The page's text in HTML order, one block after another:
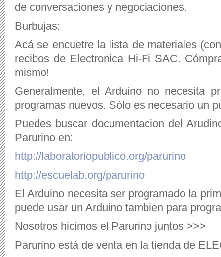
de conversaciones y negociaciones.
Burbujas:
Acá se encuetre la lista de materiales
recibos de Electronica Hi-Fi SAC.
mismo!
Generalmente, el Arduino no necesita
programas nuevos. Sólo es necesario un
Puedes buscar documentacion del
Parurino en:
http://laboratoriopublico.org/parurino
http://escuelab.org/parurino
El Arduino necesita ser programado la
puede usar un Arduino tambien para
Nosotros hicimos el Parurino juntos >>>
Parurino está de venta en la tienda de